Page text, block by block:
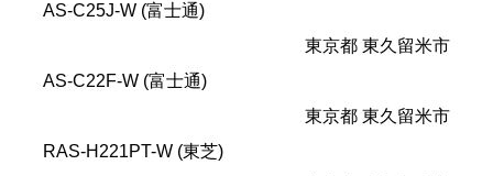
AS-C25J-W (富士通)
東京都 東久留米市
AS-C22F-W (富士通)
東京都 東久留米市
RAS-H221PT-W (東芝)